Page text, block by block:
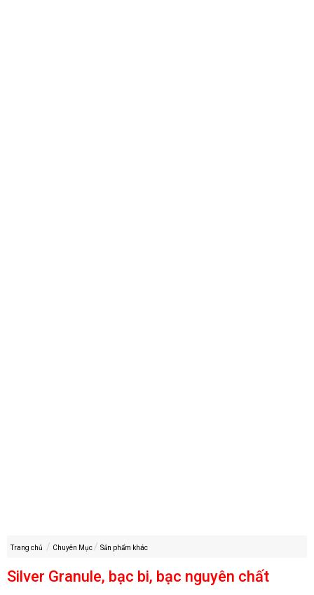
Trang chủ Chuyên Mục Sản phẩm khác
Silver Granule, bạc bi, bạc nguyên chất